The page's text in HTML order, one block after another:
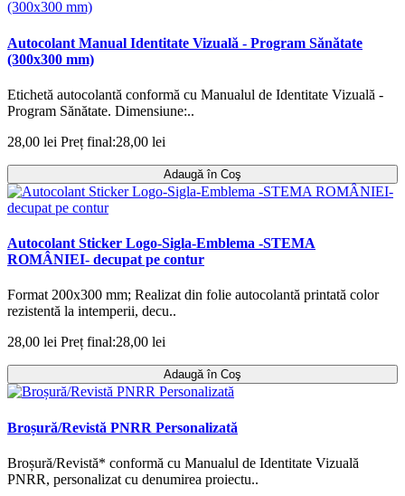
Autocolant Manual Identitate Vizuală - Program Sănătate
(300x300 mm)
Etichetă autocolantă conformă cu Manualul de Identitate Vizuală -
Program Sănătate. Dimensiune:..
28,00 lei Preț final:28,00 lei
Adaugă în Coş
Autocolant Sticker Logo-Sigla-Emblema -STEMA
ROMÂNIEI- decupat pe contur
Format 200x300 mm; Realizat din folie autocolantă printată color
rezistentă la intemperii, decu..
28,00 lei Preț final:28,00 lei
Adaugă în Coş
Broșură/Revistă PNRR Personalizată
Broșură/Revistă* conformă cu Manualul de Identitate Vizuală
PNRR, personalizat cu denumirea proiectu..